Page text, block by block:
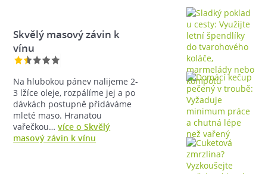
Skvělý masový závin k
vínu
Na hlubokou pánev nalijeme 2-
3 lžíce oleje, rozpálíme jej a po
dávkách postupně přidáváme
mleté maso. Hranatou
vařečkou…více o Skvělý
masový závin k vínu